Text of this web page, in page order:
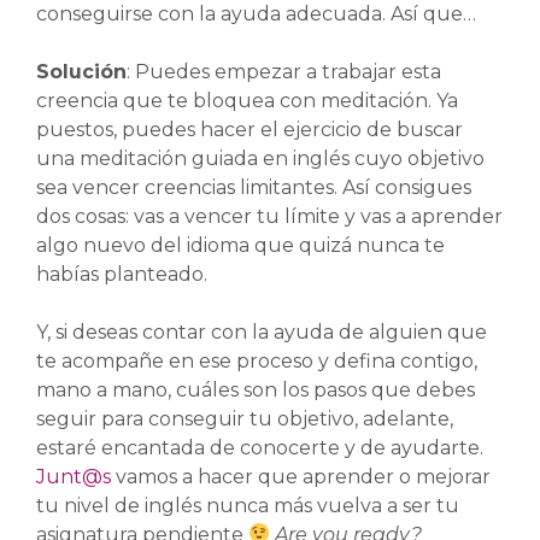
conseguirse con la ayuda adecuada. Así que…
Solución: Puedes empezar a trabajar esta
creencia que te bloquea con meditación. Ya
puestos, puedes hacer el ejercicio de buscar
una meditación guiada en inglés cuyo objetivo
sea vencer creencias limitantes. Así consigues
dos cosas: vas a vencer tu límite y vas a aprender
algo nuevo del idioma que quizá nunca te
habías planteado.
Y, si deseas contar con la ayuda de alguien que
te acompañe en ese proceso y defina contigo,
mano a mano, cuáles son los pasos que debes
seguir para conseguir tu objetivo, adelante,
estaré encantada de conocerte y de ayudarte.
Junt@s vamos a hacer que aprender o mejorar
tu nivel de inglés nunca más vuelva a ser tu
asignatura pendiente
Are you ready?